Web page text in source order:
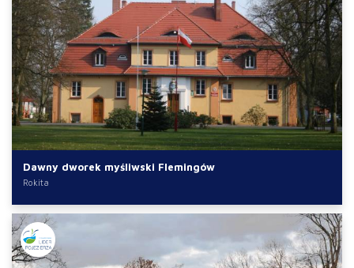
Dawny dworek myśliwski Flemingów
Rokita